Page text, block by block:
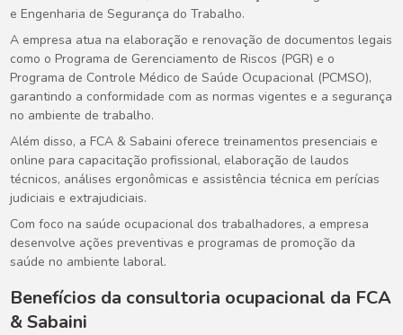
e Engenharia de Segurança do Trabalho.
A empresa atua na elaboração e renovação de documentos legais
como o Programa de Gerenciamento de Riscos (PGR) e o
Programa de Controle Médico de Saúde Ocupacional (PCMSO),
garantindo a conformidade com as normas vigentes e a segurança
no ambiente de trabalho.
Além disso, a FCA & Sabaini oferece treinamentos presenciais e
online para capacitação profissional, elaboração de laudos
técnicos, análises ergonômicas e assistência técnica em perícias
judiciais e extrajudiciais.
Com foco na saúde ocupacional dos trabalhadores, a empresa
desenvolve ações preventivas e programas de promoção da
saúde no ambiente laboral.
Benefícios da consultoria ocupacional da FCA
& Sabaini